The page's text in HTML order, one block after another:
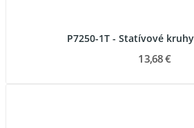
P7250-1T - Statívové
13,68 €